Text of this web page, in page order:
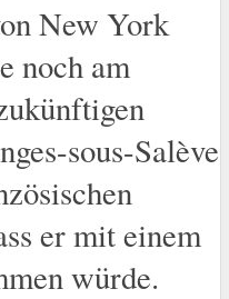
New York
noch am
sous-Salève
er mit einem
würde.